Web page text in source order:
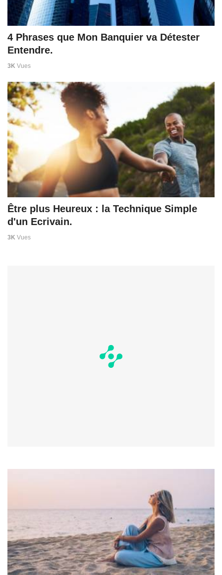
4 Phrases que Mon Banquier va Détester
Entendre.
3K Vues
Être plus Heureux : la Technique Simple
d'un Ecrivain.
3K Vues